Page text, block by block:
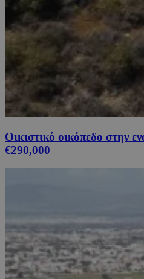
Οικιστικό οικόπεδο στην
€290,000